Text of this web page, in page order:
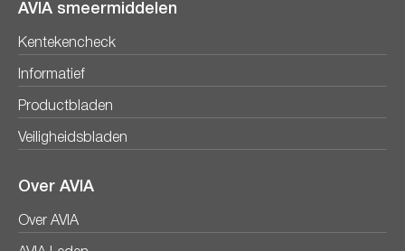
AVIA smeermiddelen
Kentekencheck
Informatief
Productbladen
Veiligheidsbladen
Over AVIA
Over AVIA